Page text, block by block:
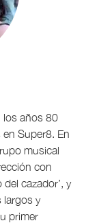
los años 80
Super8. En
musical
con
cazador’, y
largos y
primer